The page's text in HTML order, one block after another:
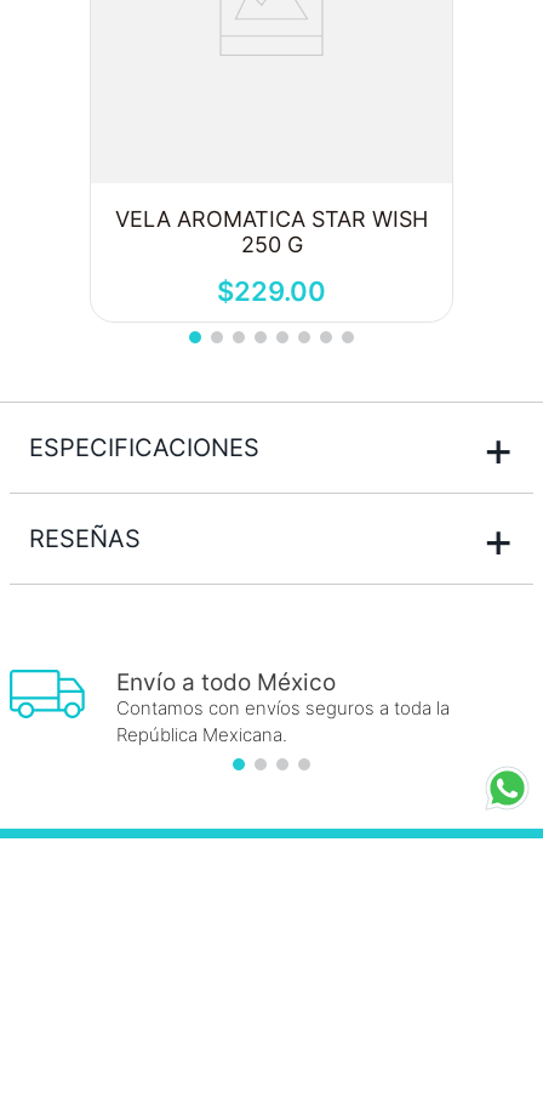
VELA AROMATICA STAR WISH
250 G
$229.00
ESPECIFICACIONES +
RESEÑAS +
Envío a todo México
Contamos con envíos seguros a toda la
República Mexicana.